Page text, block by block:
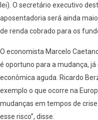
lei). O secretário executivo
aposentadoria será ainda
de renda cobrado para os
O economista Marcelo
é oportuno para a mudança,
econômica aguda. Ricardo
exemplo o que ocorre na
mudanças em tempos de
esse risco”, disse.